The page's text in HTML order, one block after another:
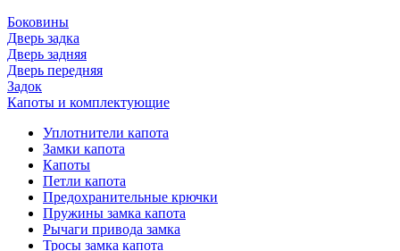
Боковины
Дверь задка
Дверь задняя
Дверь передняя
Задок
Капоты и комплектующие
Уплотнители капота
Замки капота
Капоты
Петли капота
Предохранительные крючки
Пружины замка капота
Рычаги привода замка
Тросы замка капота